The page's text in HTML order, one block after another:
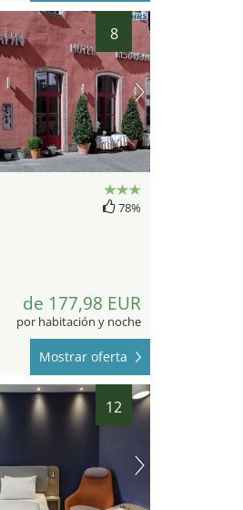
8
78%
de 177,98 EUR
por habitación y noche
Mostrar oferta
12